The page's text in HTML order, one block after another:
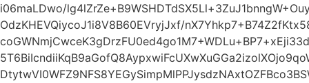
i06maLDwo/
OdzKHEVQiycoJ1i8V8B60EVryjJxf/